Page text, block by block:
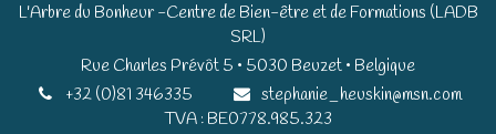
L'Arbre du Bonheur -Centre de Bien-être et de Formations (LADB
SRL)
Rue Charles Prévôt 5 • 5030 Beuzet • Belgique​​
+32 (0)81 346335
stephanie_heuskin@msn.com
TVA : BE0778.985.323